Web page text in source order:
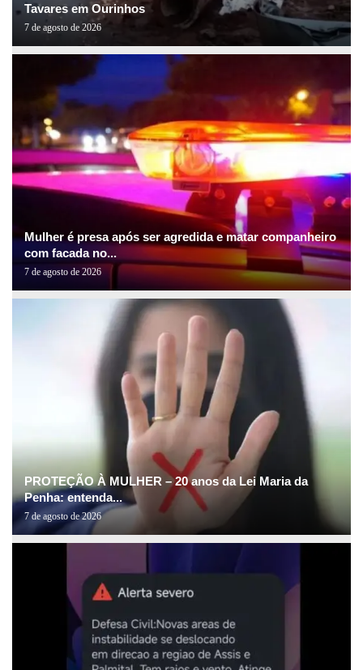
Tavares em Ourinhos
7 de agosto de 2026
Mulher é presa após ser agredida e matar companheiro
com facada no...
7 de agosto de 2026
PROTEÇÃO À MULHER – 20 anos da Lei Maria da
Penha: entenda...
7 de agosto de 2026